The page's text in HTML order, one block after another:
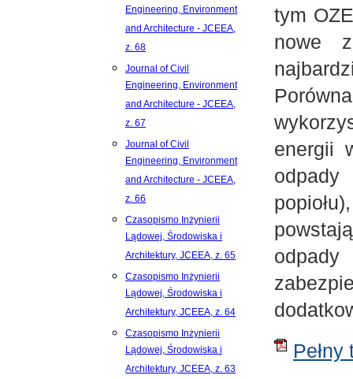
Engineering, Environment
and Architecture - JCEEA,
z. 68
Journal of Civil
Engineering, Environment
and Architecture - JCEEA,
z. 67
Journal of Civil
Engineering, Environment
and Architecture - JCEEA,
z. 66
Czasopismo Inżynierii
Lądowej, Środowiska i
Architektury, JCEEA, z. 65
Czasopismo Inżynierii
Lądowej, Środowiska i
Architektury, JCEEA, z. 64
Czasopismo Inżynierii
Lądowej, Środowiska i
Architektury, JCEEA, z. 63
tym
nowe
energii
Pełny